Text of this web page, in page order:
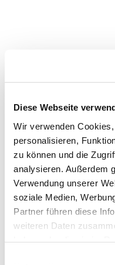
Diese Webseite
Wir verwenden
personalisieren,
zu können und die
analysieren. Außerdem
Verwendung unserer
soziale Medien,
Partner führen diese
weiteren Daten
Dies